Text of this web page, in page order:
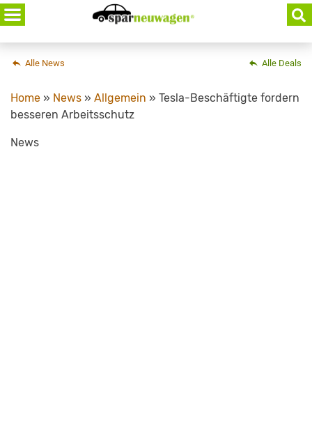
Skip
to
content
Alle Deals
Alle News
Home » News » Allgemein » Tesla-Beschäftigte fordern
besseren Arbeitsschutz
News